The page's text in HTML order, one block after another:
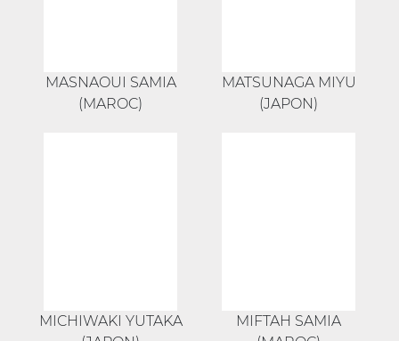
MASNAOUI SAMIA
(MAROC)
MATSUNAGA MIYU
(JAPON)
MICHIWAKI YUTAKA
MIFTAH SAMIA